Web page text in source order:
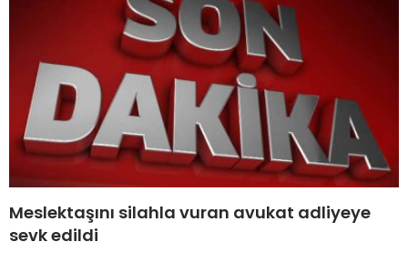
Meslektaşını silahla vuran avukat adliyeye
sevk edildi